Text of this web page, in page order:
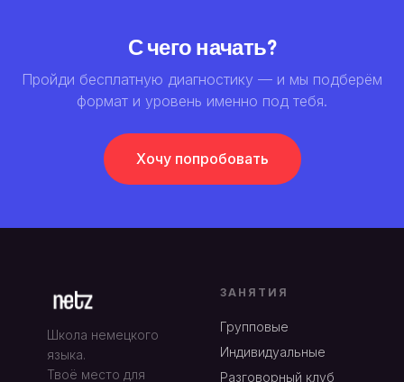
С чего начать?
Пройди бесплатную диагностику — и мы подберём
формат и уровень именно под тебя.
Хочу попробовать
Школа немецкого
языка.
Твоё место для
ЗАНЯТИЯ
Групповые
Индивидуальные
Разговорный клуб